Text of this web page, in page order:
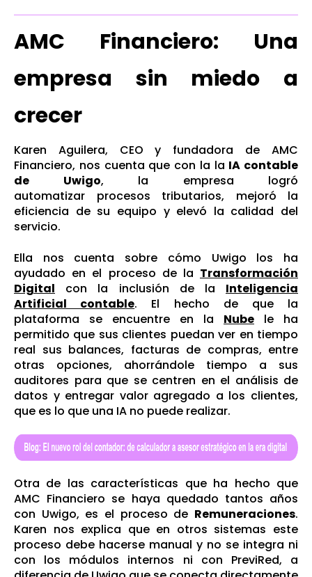
AMC Financiero: Una
empresa sin miedo a
crecer
Karen Aguilera, CEO y fundadora de AMC
Financiero, nos cuenta que con la la IA contable
de Uwigo, la empresa logró
automatizar procesos tributarios, mejoró la
eficiencia de su equipo y elevó la calidad del
servicio.
Ella nos cuenta sobre cómo Uwigo los ha
ayudado en el proceso de la Transformación
Digital con la inclusión de la Inteligencia
Artificial contable. El hecho de que la
plataforma se encuentre en la Nube le ha
permitido que sus clientes puedan ver en tiempo
real sus balances, facturas de compras, entre
otras opciones, ahorrándole tiempo a sus
auditores para que se centren en el análisis de
datos y entregar valor agregado a los clientes,
que es lo que una IA no puede realizar.
Otra de las características que ha hecho que
AMC Financiero se haya quedado tantos años
con Uwigo, es el proceso de Remuneraciones.
Karen nos explica que en otros sistemas este
proceso debe hacerse manual y no se integra ni
con los módulos internos ni con PreviRed, a